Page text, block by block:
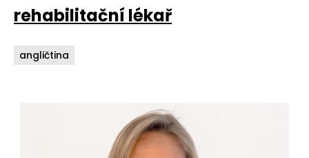
rehabilitační lékař
angličtina